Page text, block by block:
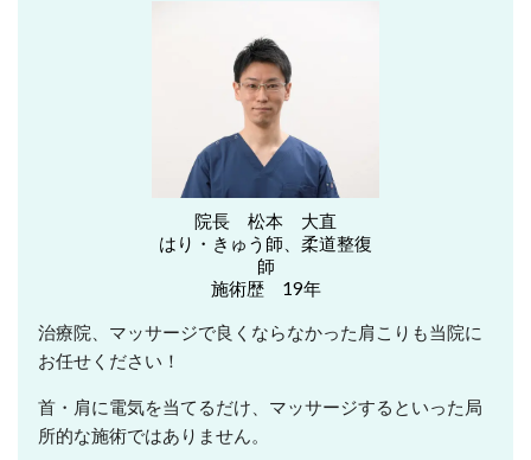
院長 松本 大直
はり・きゅう師、柔道整復
師
施術歴 19年
治療院、マッサージで良くならなかった肩こりも当院に
お任せください！
首・肩に電気を当てるだけ、マッサージするといった局
所的な施術ではありません。